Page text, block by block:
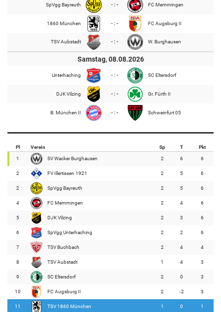
SpVgg Bayreuth - : - FC Memmingen
1860 München - : - FC Augsburg II
TSV Aubstadt - : - W. Burghausen
Samstag, 08.08.2026
Unterhaching - : - SC Eltersdorf
DJK Vilzing - : - Gr. Fürth II
B. München II - : - Schweinfurt 05
Pl Verein Sp T Pkt
1 SV Wacker Burghausen 2 6 6
2 FV Illertissen 1921 2 5 6
2 SpVgg Bayreuth 2 5 6
4 FC Memmingen 2 4 6
5 DJK Vilzing 2 3 6
6 SpVgg Unterhaching 2 2 6
7 TSV Buchbach 2 4 4
8 TSV Aubstadt 1 4 3
9 SC Eltersdorf 2 0 3
10 FC Augsburg II 2 -2 3
11 TSV 1860 München 1 0 1